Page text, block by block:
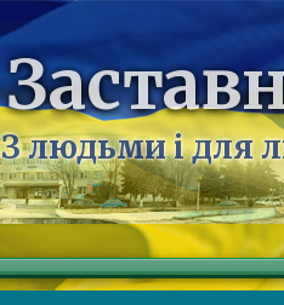
З людьми і для